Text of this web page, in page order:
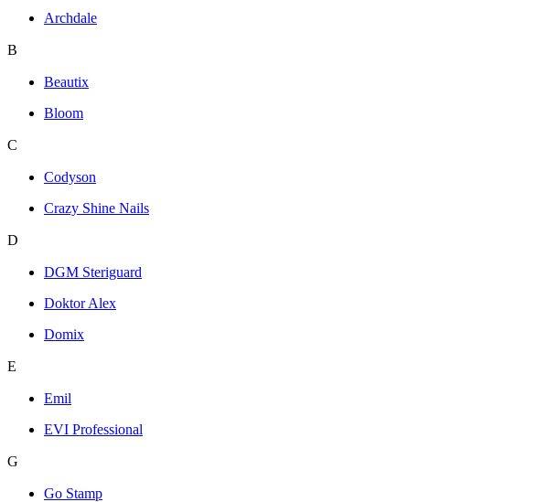
Archdale
B
Beautix
Bloom
C
Codyson
Crazy Shine Nails
D
DGM Steriguard
Doktor Alex
Domix
E
Emil
EVI Professional
G
Go Stamp